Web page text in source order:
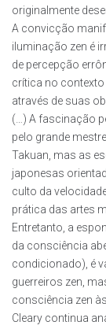
originalmente
A convicção
iluminação zen é
de percepção
crítica no
através de suas
(…) A fascinação
pelo grande
Takuan, mas as
japonesas
culto da
prática das artes
Entretanto, a
da consciência
condicionado), é
guerreiros zen,
consciência zen
Cleary continua